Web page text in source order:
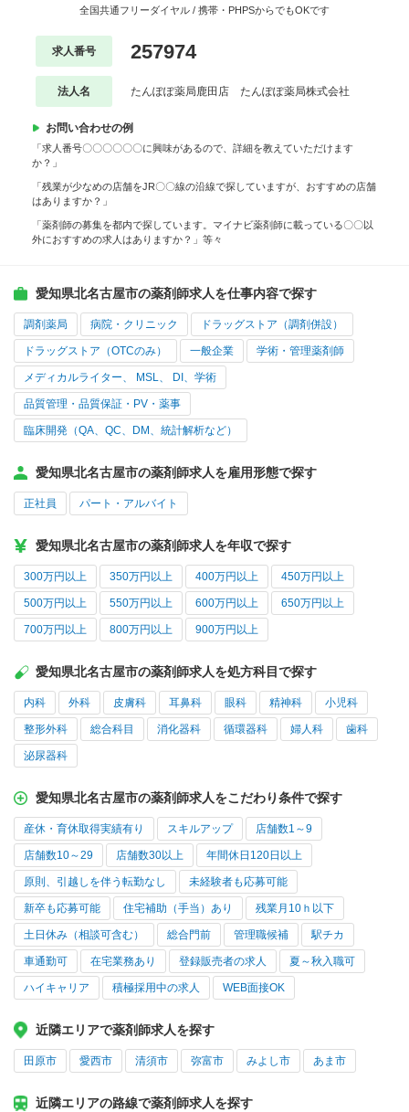
全国共通フリーダイヤル / 携帯・PHPSからでもOKです
求人番号 257974
法人名 たんぽぽ薬局鹿田店 たんぽぽ薬局株式会社
お問い合わせの例
「求人番号〇〇〇〇〇〇に興味があるので、詳細を教えていただけます
か？」
「残業が少なめの店舗をJR〇〇線の沿線で探していますが、おすすめの店舗
はありますか？」
「薬剤師の募集を都内で探しています。マイナビ薬剤師に載っている〇〇以
外におすすめの求人はありますか？」等々
愛知県北名古屋市の薬剤師求人を仕事内容で探す
調剤薬局 病院・クリニック ドラッグストア（調剤併設）
ドラッグストア（OTCのみ） 一般企業 学術・管理薬剤師
メディカルライター、 MSL、 DI、学術
品質管理・品質保証・PV・薬事
臨床開発（QA、QC、DM、統計解析など）
愛知県北名古屋市の薬剤師求人を雇用形態で探す
正社員 パート・アルバイト
愛知県北名古屋市の薬剤師求人を年収で探す
300万円以上 350万円以上 400万円以上 450万円以上
500万円以上 550万円以上 600万円以上 650万円以上
700万円以上 800万円以上 900万円以上
愛知県北名古屋市の薬剤師求人を処方科目で探す
内科 外科 皮膚科 耳鼻科 眼科 精神科 小児科
整形外科 総合科目 消化器科 循環器科 婦人科 歯科
泌尿器科
愛知県北名古屋市の薬剤師求人をこだわり条件で探す
産休・育休取得実績有り スキルアップ 店舗数1～9
店舗数10～29 店舗数30以上 年間休日120日以上
原則、引越しを伴う転勤なし 未経験者も応募可能
新卒も応募可能 住宅補助（手当）あり 残業月10ｈ以下
土日休み（相談可含む） 総合門前 管理職候補 駅チカ
車通勤可 在宅業務あり 登録販売者の求人 夏～秋入職可
ハイキャリア 積極採用中の求人 WEB面接OK
近隣エリアで薬剤師求人を探す
田原市 愛西市 清須市 弥富市 みよし市 あま市
近隣エリアの路線で薬剤師求人を探す